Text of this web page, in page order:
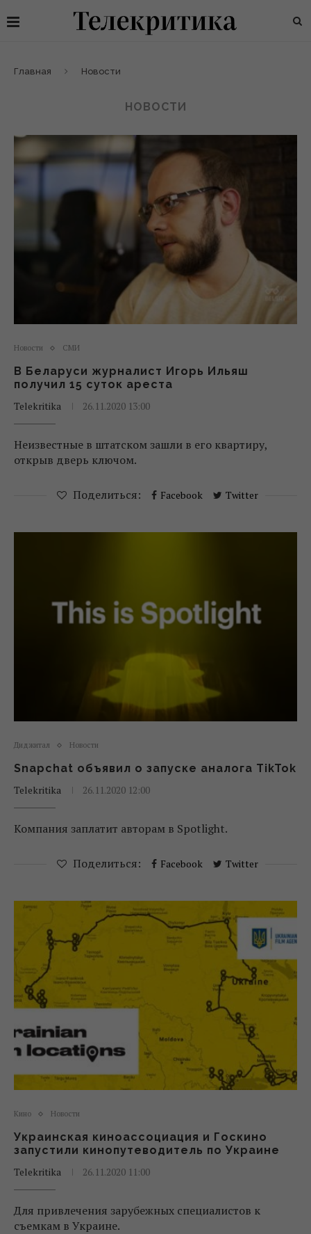
Главная Новости
НОВОСТИ
Новости СМИ
В Беларуси журналист Игорь Ильяш
получил 15 суток ареста
Telekritika
26.11.2020 13:00
Неизвестные в штатском зашли в его квартиру,
открыв дверь ключом.
Поделиться: Facebook Twitter
Диджитал Новости
Snapchat объявил о запуске аналога TikTok
Telekritika
26.11.2020 12:00
Компания заплатит авторам в Spotlight.
Поделиться: Facebook Twitter
Кино Новости
Украинская киноассоциация и Госкино
запустили кинопутеводитель по Украине
Telekritika
26.11.2020 11:00
Для привлечения зарубежных специалистов к
съемкам в Украине.